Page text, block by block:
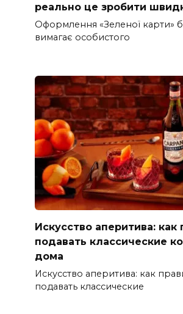
реально це зробити
Оформлення «Зеленої карти»
вимагає особистого
Искусство аперитива: как
подавать классические
дома
Искусство аперитива: как
подавать классические